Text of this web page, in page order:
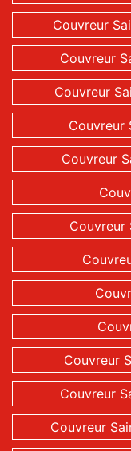
Couvreur
Couvreur
Couvreur
Couvreur
Couvreur
Couvreur
Couvreur
Couvreur
Couvreur